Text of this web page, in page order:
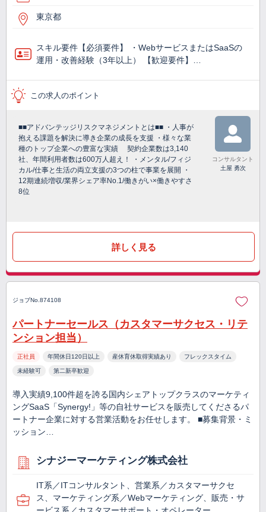
東京都
スキル要件【必須要件】 ・WebサービスまたはSaaSの
運用・改善経験（3年以上） 【歓迎要件】…
この求人のポイント
■■アドバンテッジリスクマネジメントとは■■ ・人事が
抱える課題を解決に導き企業の成長を支援 ・様々な業
種のトップ企業への豊富な実績 契約企業数は3,140
社、年間利用者数は600万人超え！ ・メンタル/フィジ
カル/仕事と生活の両立支援の3つの柱で事業を展開 ・
12期連続増収/業界シェア率No.1/働きがい×働きやすさ
8位
コンサルタント
土屋 勇次
詳しく見る
ジョブNo.874108
パートナーセールス（カスタマーサクセス・リテ
ンション担当）
正社員 年間休日120日以上 産休育休取得実績あり フレックスタイム
未経験可 第二新卒歓迎
導入実績9,100件超を誇る国内シェアトップクラスのマーケティ
ングSaaS「Synergy!」等の自社サービスを販売してくださるパ
ートナー企業に対する営業活動をお任せします。 ■募集背景・ミ
ッション…
シナジーマーケティング株式会社
IT系／ITコンサルタント、営業系／カスタマーサクセ
ス、マーケティング系／Webマーケティング、販売・サ